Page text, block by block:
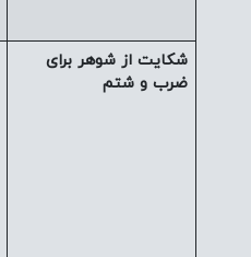
شکایت از شوهر برای
ضرب و شتم